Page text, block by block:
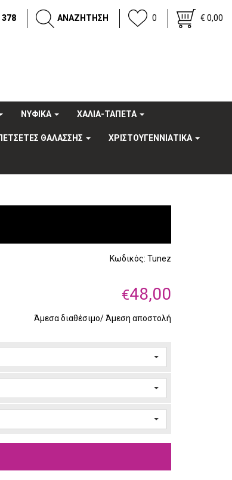
378 ΑΝΑΖΗΤΗΣΗ 0 € 0,00
ΝΥΦΙΚΑ ΧΑΛΙΑ-ΤΑΠΕΤΑ
ΘΑΛΑΣΣΗΣ ΧΡΙΣΤΟΥΓΕΝΝΙΑΤΙΚΑ
Κωδικός: Tunez
€48,00
Άμεσα διαθέσιμο/ Άμεση αποστολή